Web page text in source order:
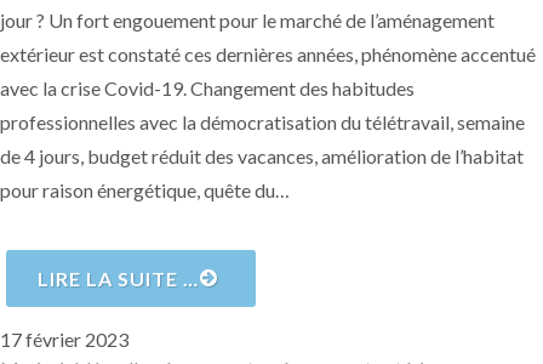
jour ? Un fort engouement pour le marché de l’aménagement
extérieur est constaté ces dernières années, phénomène accentué
avec la crise Covid-19. Changement des habitudes
professionnelles avec la démocratisation du télétravail, semaine
de 4 jours, budget réduit des vacances, amélioration de l’habitat
pour raison énergétique, quête du…
LIRE LA SUITE …
Publié
17 février 2023